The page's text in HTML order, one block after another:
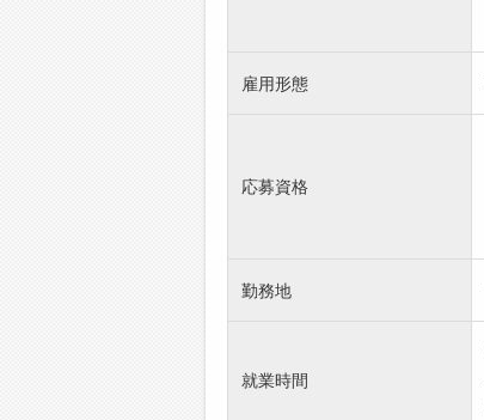
雇用形態
応募資格
勤務地
就業時間